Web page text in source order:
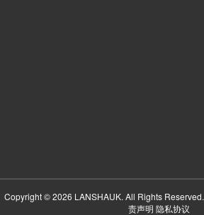
Copyright © 2026 LANSHAUK. All Rights Reserved.
责声明 隐私协议